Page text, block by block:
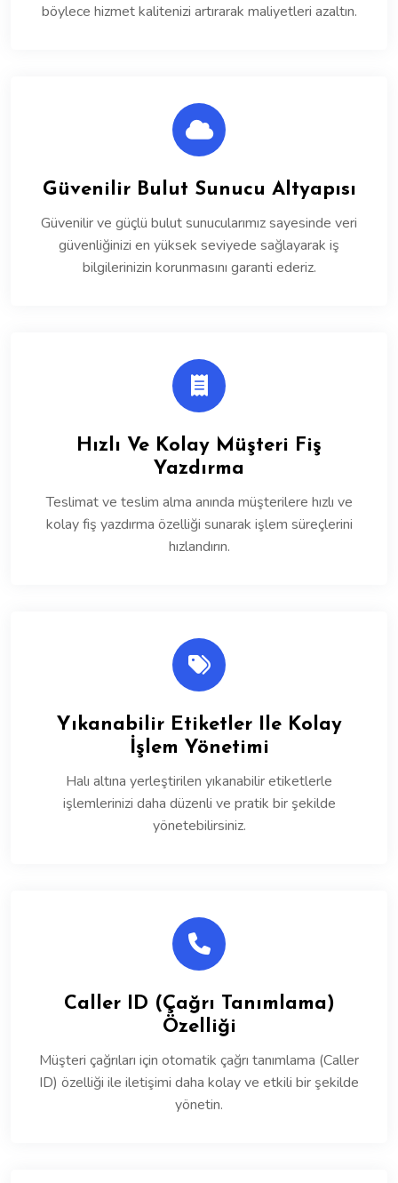
böylece hizmet kalitenizi artırarak maliyetleri azaltın.
Güvenilir Bulut Sunucu Altyapısı
Güvenilir ve güçlü bulut sunucularımız sayesinde veri
güvenliğinizi en yüksek seviyede sağlayarak iş
bilgilerinizin korunmasını garanti ederiz.
Hızlı Ve Kolay Müşteri Fiş
Yazdırma
Teslimat ve teslim alma anında müşterilere hızlı ve
kolay fiş yazdırma özelliği sunarak işlem süreçlerini
hızlandırın.
Yıkanabilir Etiketler Ile Kolay
İşlem Yönetimi
Halı altına yerleştirilen yıkanabilir etiketlerle
işlemlerinizi daha düzenli ve pratik bir şekilde
yönetebilirsiniz.
Caller ID (Çağrı Tanımlama)
Özelliği
Müşteri çağrıları için otomatik çağrı tanımlama (Caller
ID) özelliği ile iletişimi daha kolay ve etkili bir şekilde
yönetin.